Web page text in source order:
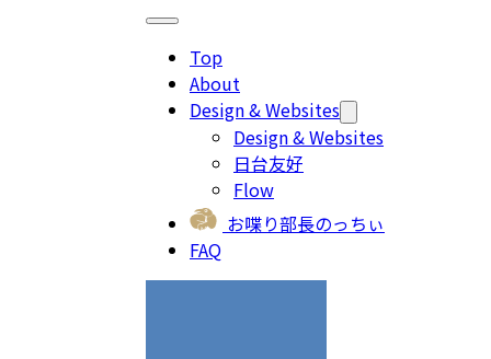
Top
About
Design & Websites
Design & Websites
日台友好
Flow
お喋り部長のっちぃ
FAQ